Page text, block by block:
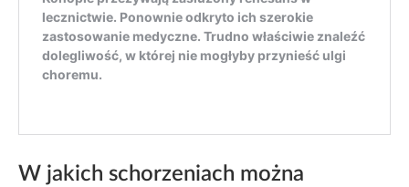
W jakich schorzeniach można